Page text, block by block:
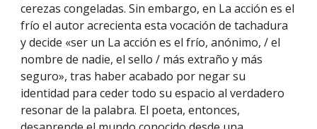
cerezas congeladas. Sin embargo, en La acción es el
frío el autor acrecienta esta vocación de tachadura
y decide «ser un La acción es el frío, anónimo, / el
nombre de nadie, el sello / más extraño y más
seguro», tras haber acabado por negar su
identidad para ceder todo su espacio al verdadero
resonar de la palabra. El poeta, entonces,